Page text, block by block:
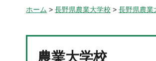
ホーム > 長野県農業大学校 > 長野県農
農業大学校